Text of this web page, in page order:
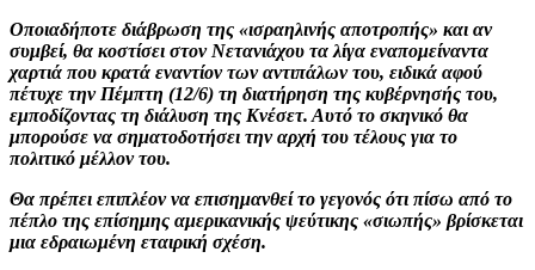
Οποιαδήποτε διάβρωση της «ισραηλινής αποτροπής» και αν
συμβεί, θα κοστίσει στον Νετανιάχου τα λίγα εναπομείναντα
χαρτιά που κρατά εναντίον των αντιπάλων του, ειδικά αφού
πέτυχε την Πέμπτη (12/6) τη διατήρηση της κυβέρνησής του,
εμποδίζοντας τη διάλυση της Κνέσετ. Αυτό το σκηνικό θα
μπορούσε να σηματοδοτήσει την αρχή του τέλους για το
πολιτικό μέλλον του.
Θα πρέπει επιπλέον να επισημανθεί το γεγονός ότι πίσω από το
πέπλο της επίσημης αμερικανικής ψεύτικης «σιωπής» βρίσκεται
μια εδραιωμένη εταιρική σχέση.